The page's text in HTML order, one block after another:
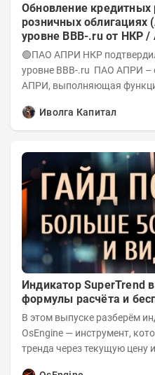
Обновление кредитных
розничных
уровне BBB-.ru от НКР
А-(RU) / Элит Строй
🟢ПАО АПРИ НКР подтвердило кредитный рейтинг на
уровне BBB-.ru ПАО АПРИ – основная компания группы
АПРИ, выполняющая
Иволга Капитал
Индикатор SuperTrend
формулы расчёта и
В этом выпуске разберём
OsEngine — инструмент,
тренда через текущую